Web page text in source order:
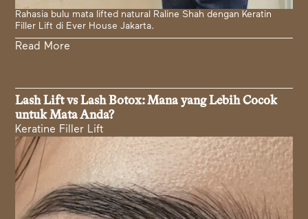
Rahasia bulu mata lifted natural Raline Shah dengan Keratin
Filler Lift di Ever House Jakarta.
Read More
Lash Lift vs Lash Botox: Mana yang Lebih Cocok
untuk Mata Anda?
Keratine Filler Lift